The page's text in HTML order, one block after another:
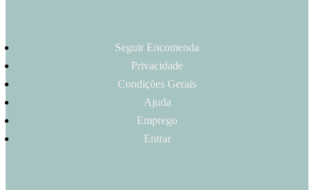
Seguir Encomenda
Privacidade
Condições Gerais
Ajuda
Emprego
Entrar